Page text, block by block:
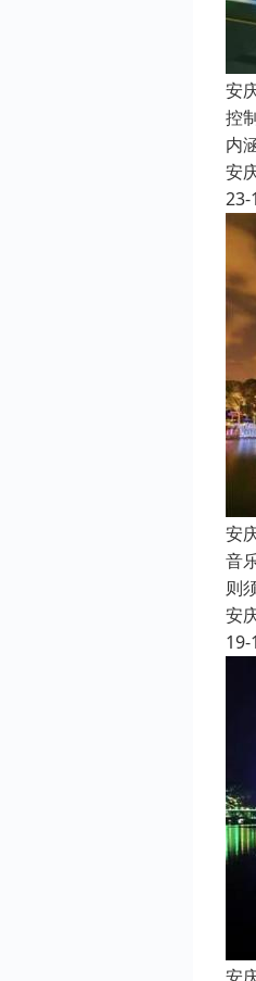
安
控
内
安
23-
安
音
则
安
19-